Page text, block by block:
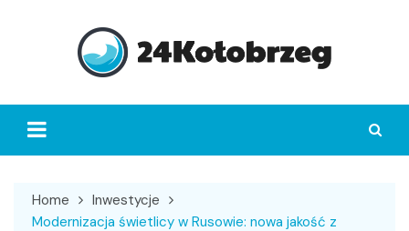
Home
Inwestycje
Modernizacja świetlicy w Rusowie: nowa jakość z